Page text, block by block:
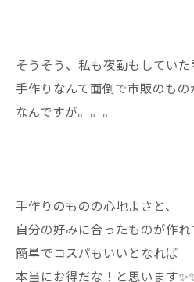
そうそう、私も夜勤もしてい
手作りなんて面倒で市販のもの
なんですが。。。
手作りのものの心地よさと、
自分の好みに合ったものが作れ
簡単でコスパもいいとなれば
本当にお得だな！と思います